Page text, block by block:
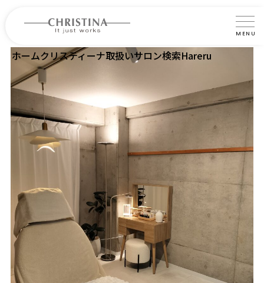
MENU
クリスティーナについて
製品について
製品の使い方
サロントリートメント
よくあるご質問
認定インストラクター・トレーナー紹介
コラム
会社概要
ホームクリスティーナ取扱いサロン検索Hareru